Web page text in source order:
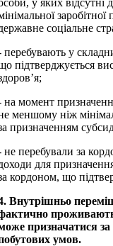
у яких
соціальне
перебувають у
підтверджується
на момент
меншому ніж
призначенням
не перебували за
для
кордоном, що
. Внутрішньо
проживають
призначатися за
умов.